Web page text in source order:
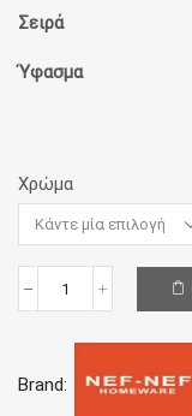
Σειρά
Ύφασμα
Χρώμα
Πετσέτες
Nef
Brand: